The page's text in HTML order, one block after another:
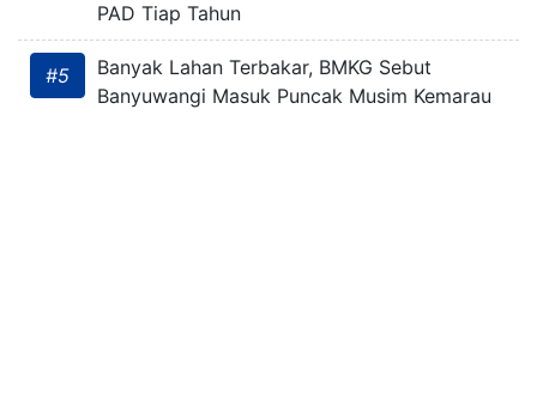
PAD Tiap Tahun
#5
Banyak Lahan Terbakar, BMKG Sebut
Banyuwangi Masuk Puncak Musim Kemarau